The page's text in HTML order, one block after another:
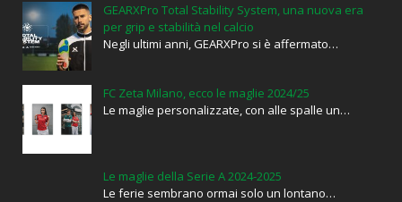
GEARXPro Total Stability System, una nuova era
per grip e stabilità nel calcio
Negli ultimi anni, GEARXPro si è affermato…
FC Zeta Milano, ecco le maglie 2024/25
Le maglie personalizzate, con alle spalle un…
Le maglie della Serie A 2024-2025
Le ferie sembrano ormai solo un lontano…